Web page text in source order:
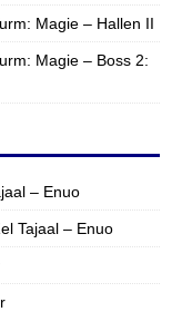
Magie – Hallen II
Magie – Boss 2:
– Enuo
Tajaal – Enuo